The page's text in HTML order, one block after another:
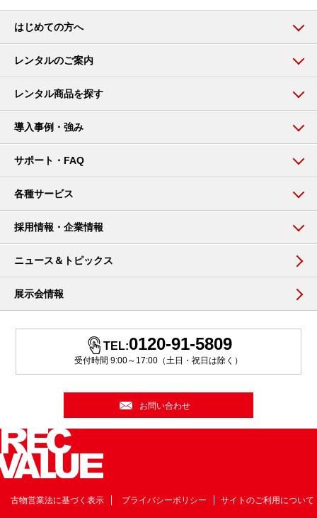
はじめての方へ
レンタルのご案内
レンタル商品を探す
導入事例・強み
サポート・FAQ
各種サービス
採用情報・企業情報
ニュース＆トピックス
展示会情報
TEL:0120-91-5809
受付時間 9:00～17:00（土日・祝日は除く）
お問い合わせ
古物営業法に基づく表示 プライバシーポリシー サイトのご利用について